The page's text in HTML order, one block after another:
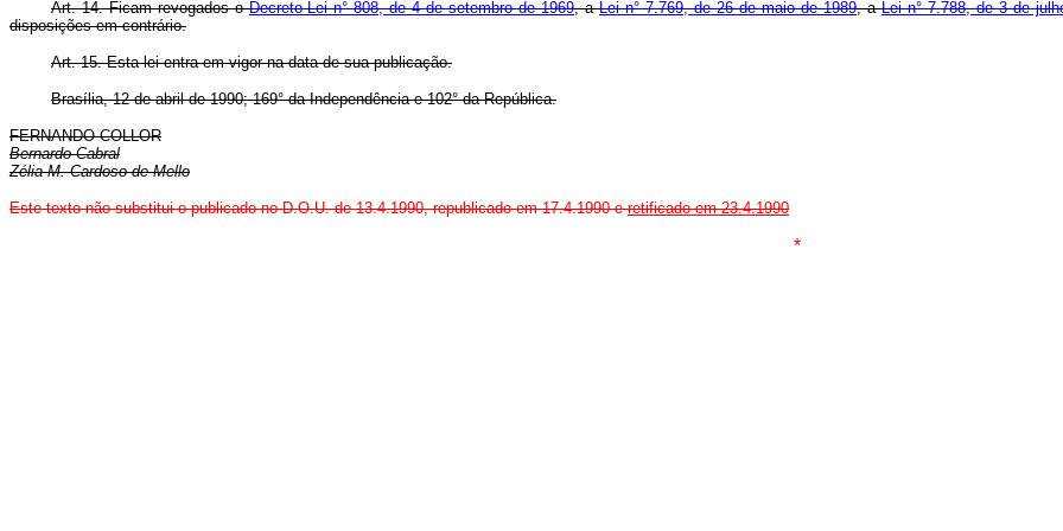
Art. 14. Ficam revogados oDecreto-Lei n° 808, de 4 de setembro de 1969, aLei n° 7.769, de 26 de maio de 1989, aLei n° 7.788, de 3 de
disposições em contrário.
Art. 15. Esta lei entra em vigor na data de sua publicação.
Brasília, 12 de abril de 1990; 169° da Independência e 102° da República.
FERNANDO COLLOR
Bernardo Cabral
Zélia M. Cardoso de Mello
Este texto não substitui o publicado no D.O.U. de 13.4.1990, republicado em 17.4.1990 eretificado em 23.4.1990
*